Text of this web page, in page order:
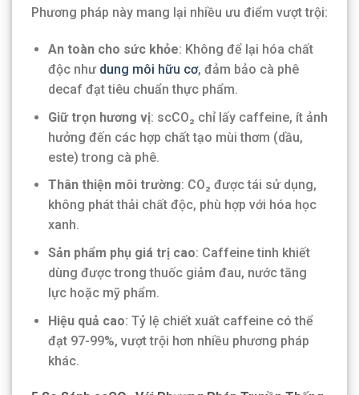
Phương pháp này mang lại nhiều ưu điểm vượt trội:
An toàn cho sức khỏe: Không để lại hóa chất
độc như dung môi hữu cơ, đảm bảo cà phê
decaf đạt tiêu chuẩn thực phẩm.
Giữ trọn hương vị: scCO₂ chỉ lấy caffeine, ít ảnh
hưởng đến các hợp chất tạo mùi thơm (dầu,
este) trong cà phê.
Thân thiện môi trường: CO₂ được tái sử dụng,
không phát thải chất độc, phù hợp với hóa học
xanh.
Sản phẩm phụ giá trị cao: Caffeine tinh khiết
dùng được trong thuốc giảm đau, nước tăng
lực hoặc mỹ phẩm.
Hiệu quả cao: Tỷ lệ chiết xuất caffeine có thể
đạt 97-99%, vượt trội hơn nhiều phương pháp
khác.